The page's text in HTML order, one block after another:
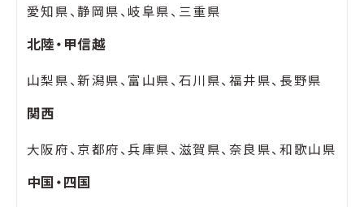
愛知県、静岡県、岐阜県、三重県
北陸・甲信越
山梨県、新潟県、富山県、石川県、福井県、長野県
関西
大阪府、京都府、兵庫県、滋賀県、奈良県、和歌山県
中国・四国